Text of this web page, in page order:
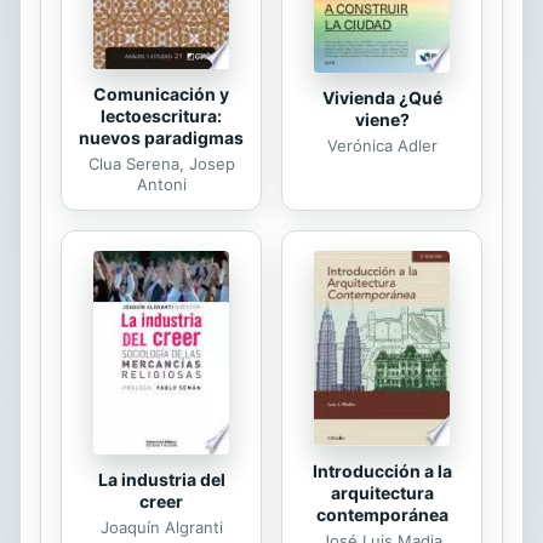
Comunicación y
lectoescritura:
nuevos paradigmas
Clua Serena, Josep
Antoni
Vivienda ¿Qué
viene?
Verónica Adler
La industria del
creer
Joaquín Algranti
Introducción a la
arquitectura
contemporánea